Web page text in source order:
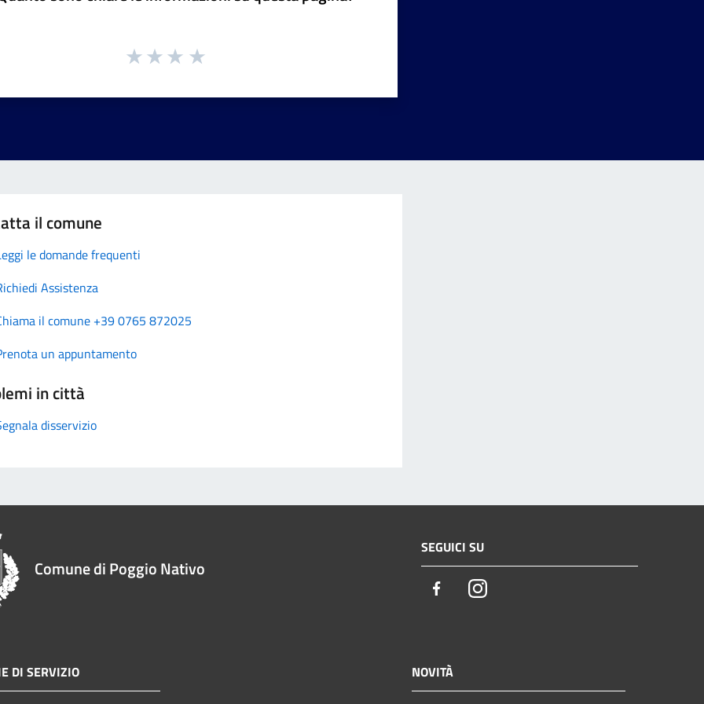
il comune
le domande frequenti
Assistenza
il comune +39 0765 872025
un appuntamento
in città
disservizio
Comune di Poggio Nativo
SEGUICI SU
FacebookInstagram
DI SERVIZIO NOVITÀ